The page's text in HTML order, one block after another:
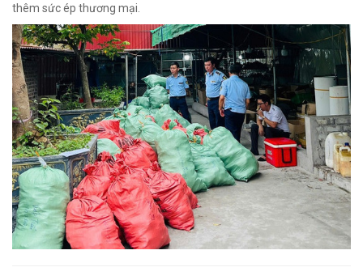
thêm sức ép thương mại.